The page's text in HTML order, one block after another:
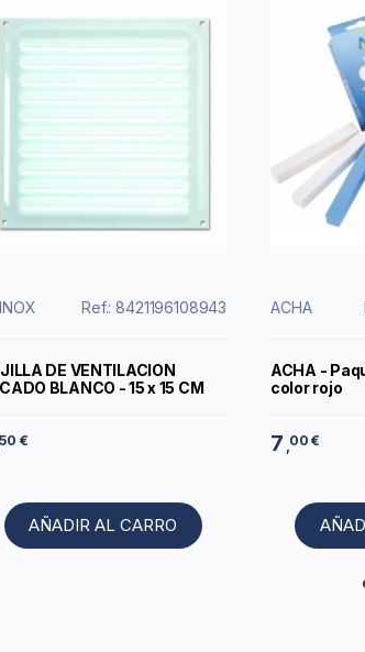
Ref.: 8421196108943
DE VENTILACION
BLANCO - 15 x 15 CM
,50 €
AÑADIR AL CARRO
ACHA
ACHA -
color rojo
7 00 €